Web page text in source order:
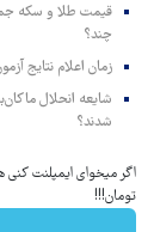
چند؟
زمان اعلام نتایج
شایعه انحلال
شدند؟
تومان!!!